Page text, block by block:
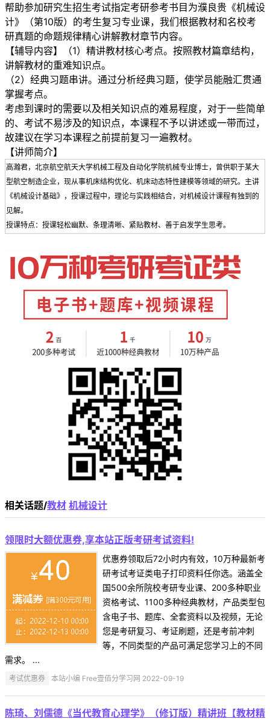
帮助参加研究生招生考试指定考研参考书目为濮良贵《机械设
计》（第10版）的考生复习专业课，我们根据教材和名校考
研真题的命题规律精心讲解教材章节内容。
【辅导内容】（1）精讲教材核心考点。按照教材篇章结构，
讲解教材的重难知识点。
（2）经典习题串讲。通过分析经典习题，使学员能融汇贯通
掌握考点。
考虑到课时的需要以及相关知识点的难易程度，对于一些简单
的、考试不易涉及的知识点，本课程不予以讲述或一带而过，
故建议在学习本课程之前提前复习一遍教材。
【讲师简介】
高瀚君，北京航空航天大学机械工程及自动化学院机械专业博士，曾供职于某大
型航空制造企业，现从事机床结构优化、机床动态特性建模等领域的研究。主讲
《机械设计基础》，授课过程中，理论与实践相结合，对机械设计课程有独到的
见解。
授课特点：授课轻松幽默、条理清晰、紧贴教材、善于启发学生思考。
相关话题/教材 机械设计
领限时大额优惠券,享本站正版考研考试资料!
优惠券领取后72小时内有效，10万种最新考
研考试考证类电子打印资料任你选。涵盖全
国500余所院校考研专业课、200多种职业
资格考试、1100多种经典教材，产品类型包
含电子书、题库、全套资料以及视频，无论
您是考研复习、考证刷题，还是考前冲刺
等，不同类型的产品可满足您学习上的不同
需求。 ...
考试优惠券 本站小编 Free壹佰分学习网 2022-09-19
陈琦、刘儒德《当代教育心理学》（修订版）精讲班【教材精